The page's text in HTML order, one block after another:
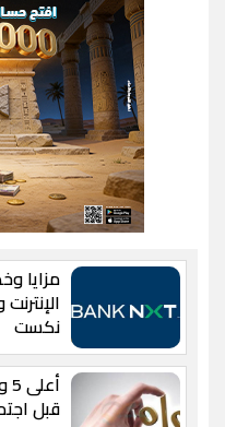
مزايا
نكست
قبل